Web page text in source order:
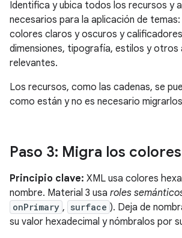
Identifica y ubica todos los recursos y
necesarios para la aplicación de temas:
colores claros y oscuros y
dimensiones, tipografía, estilos y otros
relevantes.
Los recursos, como las cadenas, se
como están y no es necesario
Paso 3: Migra los colores
Principio clave: XML usa colores
nombre. Material 3 usa roles
onPrimary , surface ). Deja de
su valor hexadecimal y nómbralos por